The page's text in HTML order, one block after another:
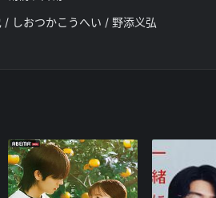
しおつかこうへい / 野添义弘